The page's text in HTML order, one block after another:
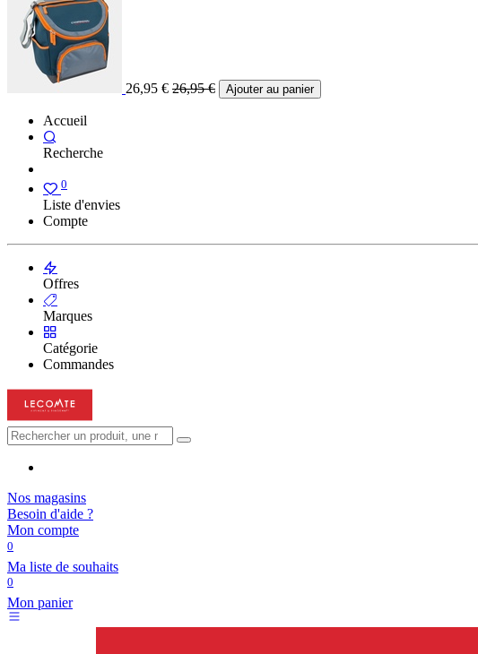
26,95 € 26,95€ Ajouter au panier
Accueil
Recherche
0
Liste d'envies
Compte
Offres
Marques
Catégorie
Commandes
Nos magasins
Besoin d'aide ?
Mon compte
0
Ma liste de souhaits
0
Mon panier